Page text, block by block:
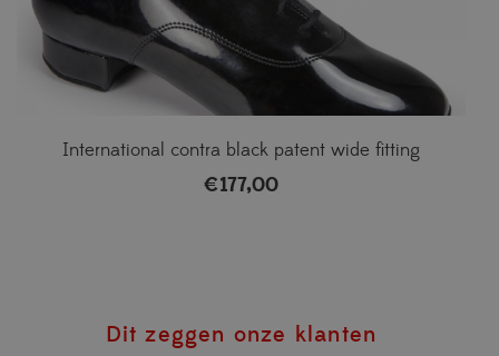
International contra black patent wide fitting
€177,00
Dit zeggen onze klanten